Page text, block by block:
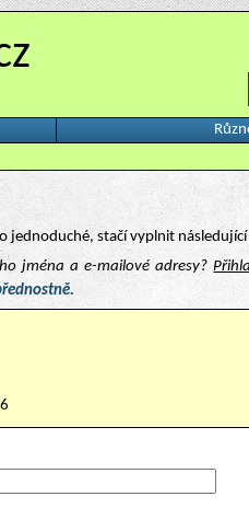
jednoduché, stačí vyplnit
jména a e-mailové adresy?